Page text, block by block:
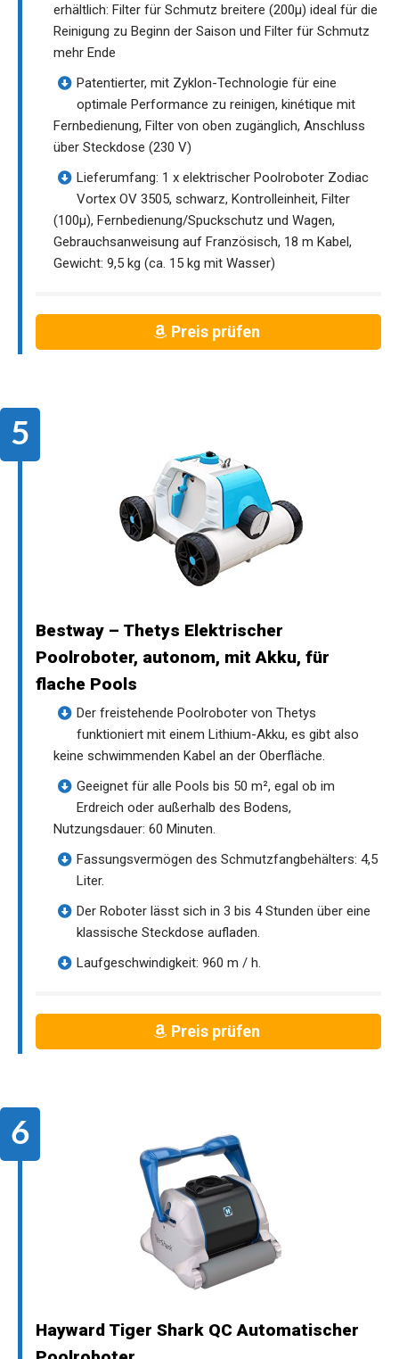
erhältlich: Filter für Schmutz breitere (200µ) ideal für die
Reinigung zu Beginn der Saison und Filter für Schmutz
mehr Ende
Patentierter, mit Zyklon-Technologie für eine
optimale Performance zu reinigen, kinétique mit
Fernbedienung, Filter von oben zugänglich, Anschluss
über Steckdose (230 V)
Lieferumfang: 1 x elektrischer Poolroboter Zodiac
Vortex OV 3505, schwarz, Kontrolleinheit, Filter
(100µ), Fernbedienung/Spuckschutz und Wagen,
Gebrauchsanweisung auf Französisch, 18 m Kabel,
Gewicht: 9,5 kg (ca. 15 kg mit Wasser)
Preis prüfen
Bestway – Thetys Elektrischer
Poolroboter, autonom, mit Akku, für
flache Pools
Der freistehende Poolroboter von Thetys
funktioniert mit einem Lithium-Akku, es gibt also
keine schwimmenden Kabel an der Oberfläche.
Geeignet für alle Pools bis 50 m², egal ob im
Erdreich oder außerhalb des Bodens,
Nutzungsdauer: 60 Minuten.
Fassungsvermögen des Schmutzfangbehälters: 4,5
Liter.
Der Roboter lässt sich in 3 bis 4 Stunden über eine
klassische Steckdose aufladen.
Laufgeschwindigkeit: 960 m / h.
Preis prüfen
Hayward Tiger Shark QC Automatischer